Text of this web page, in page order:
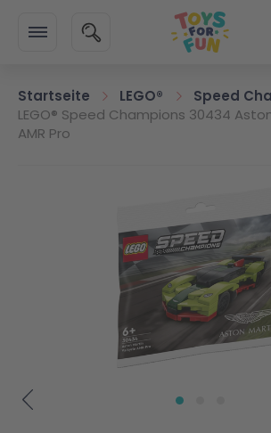
SUCHE
Startseite LEGO®
Speed
LEGO® Speed Champions 30434
AMR Pro